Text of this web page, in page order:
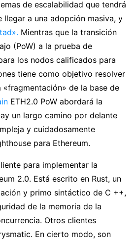
de escalabilidad que tendrá
llegar a una adopción masiva, y
Mientras que la transición
(PoW) a la prueba de
los nodos calificados para
tiene como objetivo resolver
«fragmentación» de la base de
ETH2.0 PoW abordará la
un largo camino por delante
y cuidadosamente
para Ethereum.
para implementar la
2.0. Está escrito en Rust, un
y primo sintáctico de C ++,
de la memoria de la
Otros clientes
En cierto modo, son